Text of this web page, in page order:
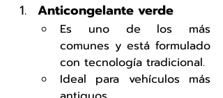
Anticongelante verde
Es uno de los más
comunes y está formulado
con tecnología tradicional.
Ideal para vehículos más